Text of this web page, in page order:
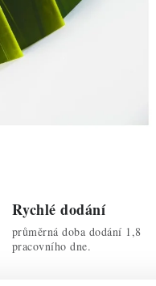
Rychlé dodání
průměrná doba dodání 1,8
pracovního dne.